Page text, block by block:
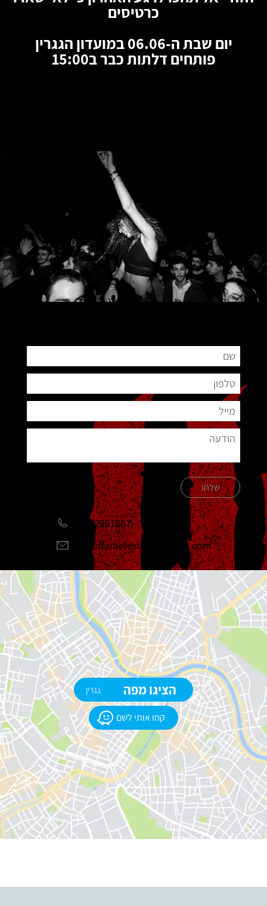
כרטיסים
יום שבת ה-06.06 במועדון הגגרין
פותחים דלתות כבר ב15:00
שלחו
051-2981887
halloffamefestival@gmail.com
קחו אותי לשם
הציגו מפה גגרין